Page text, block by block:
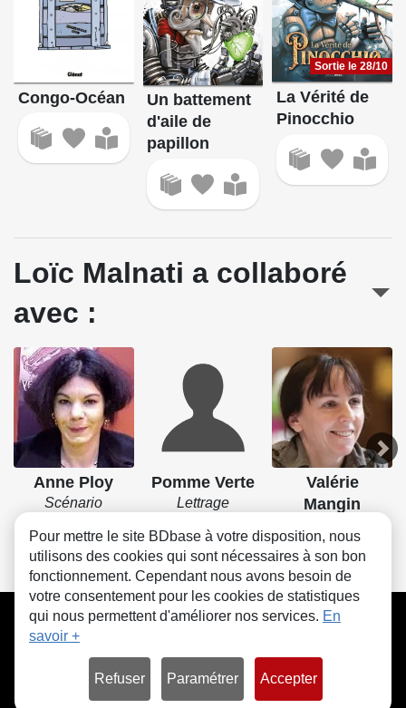
Congo-Océan
Un battement
d'aile de
papillon
Sortie le 28/10
La Vérité de
Pinocchio
Loïc Malnati a collaboré
avec :
Anne Ploy
Scénario
Pomme Verte
Lettrage
Valérie
Mangin
CGU FAQ Contact Cookies
Pour mettre le site BDbase à votre disposition, nous
utilisons des cookies qui sont nécessaires à son bon
fonctionnement. Cependant nous avons besoin de
votre consentement pour les cookies de statistiques
qui nous permettent d'améliorer nos services. En
savoir +
Refuser Paramétrer Accepter